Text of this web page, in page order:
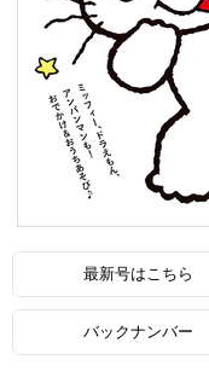
最新号はこちら
バックナンバー